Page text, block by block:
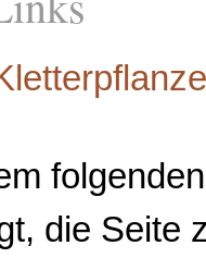
die Seite